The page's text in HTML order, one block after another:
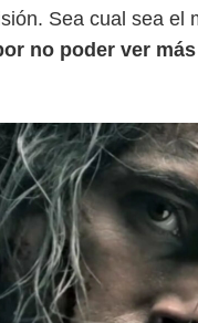
Sea cual sea el
no poder ver